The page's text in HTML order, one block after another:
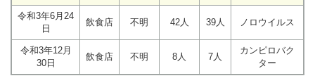
令和3年6月24
日
飲食店 不明 42人 39人 ノロウイルス
令和3年12月
30日
飲食店 不明 8人 7人
カンピロバク
ター